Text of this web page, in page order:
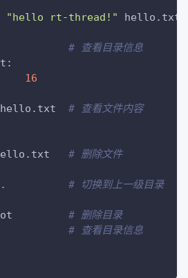
"hello rt-thread!" hello.txt
# 查看目录信息
16
hello.txt # 查看文件内容
# 删除文件
# 切换到上一级目录
# 删除目录
# 查看目录信息